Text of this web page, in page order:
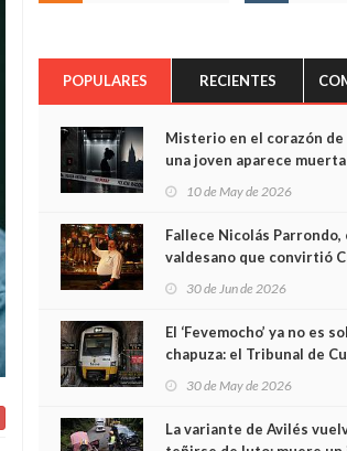
POPULARES RECIENTES
Misterio en el corazón de
una joven aparece
cámaras captan sus últimos
minutos
10 de May de 2026
Fallece Nicolás Parrondo,
valdesano que convirtió
30 de Jun de 2026
El ‘Fevemocho’ ya no es
chapuza: el Tribunal de
sobrecoste de los trenes
cabían por los túneles
30 de May de 2026
La variante de Avilés